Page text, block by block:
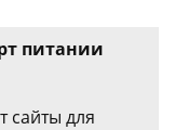
питании
сайты для